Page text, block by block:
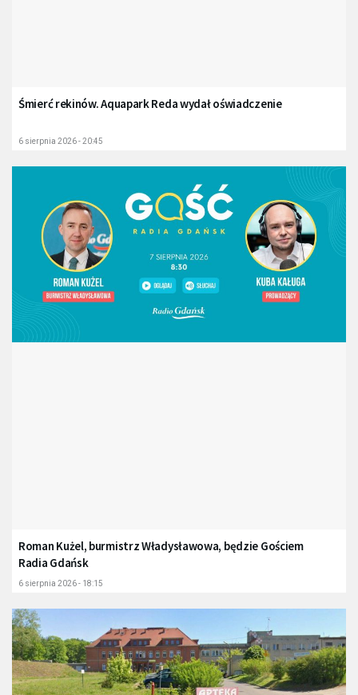
Śmierć rekinów. Aquapark Reda wydał oświadczenie
6 sierpnia 2026 - 20:45
Roman Kużel, burmistrz Władysławowa, będzie Gościem
Radia Gdańsk
6 sierpnia 2026 - 18:15